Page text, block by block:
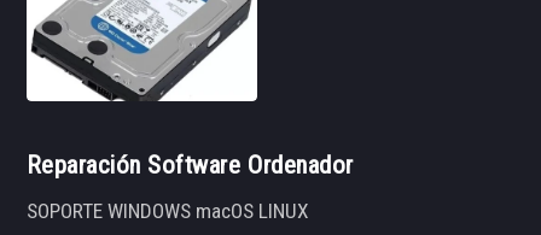
Reparación Software Ordenador
SOPORTE WINDOWS macOS LINUX